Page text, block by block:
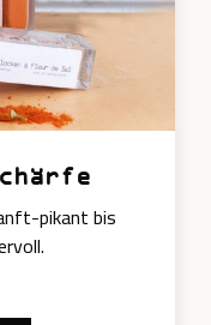
pikant bis